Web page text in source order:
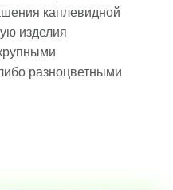
каплевидной
изделия
разноцветными